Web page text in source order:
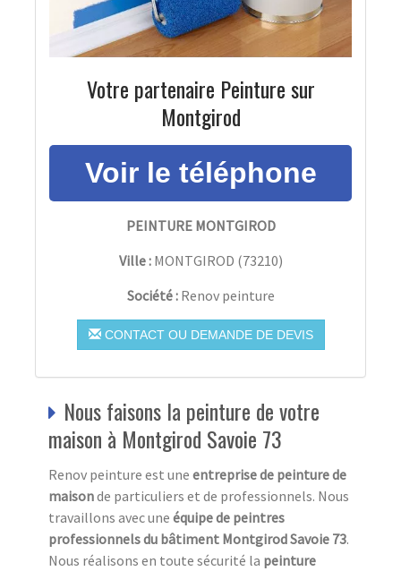
Votre partenaire Peinture sur
Montgirod
PEINTURE MONTGIROD
Ville : MONTGIROD (73210)
Société : Renov peinture
CONTACT OU DEMANDE DE DEVIS
Nous faisons la peinture de votre
maison à Montgirod Savoie 73
Renov peinture est une entreprise de peinture de
maisonde particuliers et de professionnels. Nous
travaillons avec une équipe de peintres
professionnels du bâtiment Montgirod Savoie 73.
Nous réalisons en toute sécurité la peinture